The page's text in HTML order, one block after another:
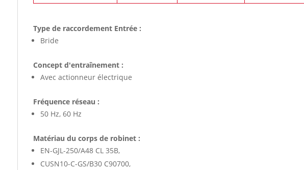
Type de raccordement Entrée :
Bride
Concept d'entraînement :
Avec actionneur électrique
Fréquence réseau :
50 Hz, 60 Hz
Matériau du corps de robinet :
EN-GJL-250/A48 CL 35B,
CUSN10-C-GS/B30 C90700,